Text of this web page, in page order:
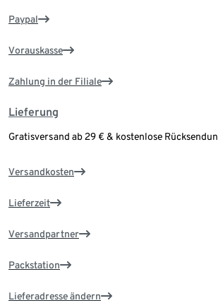
Paypal
Vorauskasse
Zahlung in der Filiale
Lieferung
Gratisversand ab 29 € & kostenlose
Versandkosten
Lieferzeit
Versandpartner
Packstation
Lieferadresse ändern